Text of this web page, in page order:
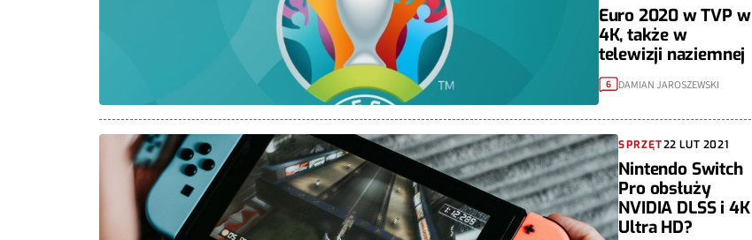
Euro 2020 w TVP w
4K, także w
telewizji naziemnej
6 DAMIAN JAROSZEWSKI
SPRZĘT22 LUT 2021
Nintendo Switch
Pro obsłuży
NVIDIA DLSS i 4K
Ultra HD?